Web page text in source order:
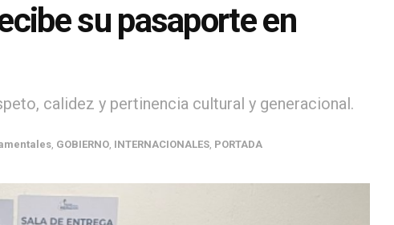
su pasaporte en
calidez y pertinencia cultural y generacional.
GOBIERNO INTERNACIONALES PORTADA